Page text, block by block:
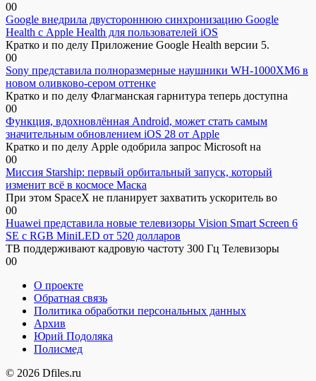
00
Google внедрила двустороннюю синхронизацию Google
Health с Apple Health для пользователей iOS
Кратко и по делу Приложение Google Health версии 5.
00
Sony представила полноразмерные наушники WH-1000XM6 в
новом оливково-сером оттенке
Кратко и по делу Флагманская гарнитура теперь доступна
00
Функция, вдохновлённая Android, может стать самым
значительным обновлением iOS 28 от Apple
Кратко и по делу Apple одобрила запрос Microsoft на
00
Миссия Starship: первый орбитальный запуск, который
изменит всё в космосе Маска
При этом SpaceX не планирует захватить ускоритель во
00
Huawei представила новые телевизоры Vision Smart Screen 6
SE с RGB MiniLED от 520 долларов
ТВ поддерживают кадровую частоту 300 Гц Телевизоры
00
О проекте
Обратная связь
Политика обработки персональных данных
Архив
Юрий Подоляка
Полисмед
© 2026 Dfiles.ru